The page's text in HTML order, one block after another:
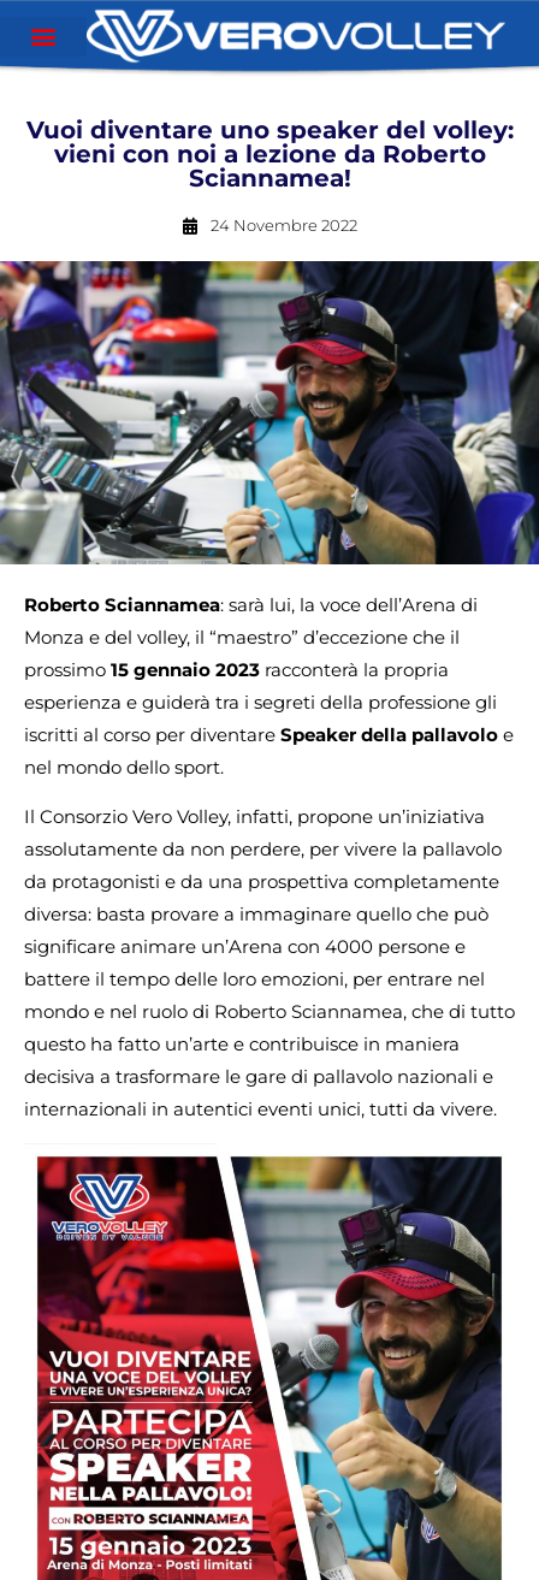
Vuoi diventare uno speaker del volley:
vieni con noi a lezione da Roberto
Sciannamea!
24 Novembre 2022
Roberto Sciannamea: sarà lui, la voce dell’Arena di
Monza e del volley, il “maestro” d’eccezione che il
prossimo 15 gennaio 2023 racconterà la propria
esperienza e guiderà tra i segreti della professione gli
iscritti al corso per diventare Speaker della pallavolo e
nel mondo dello sport.
Il Consorzio Vero Volley, infatti, propone un’iniziativa
assolutamente da non perdere, per vivere la pallavolo
da protagonisti e da una prospettiva completamente
diversa: basta provare a immaginare quello che può
significare animare un’Arena con 4000 persone e
battere il tempo delle loro emozioni, per entrare nel
mondo e nel ruolo di Roberto Sciannamea, che di tutto
questo ha fatto un’arte e contribuisce in maniera
decisiva a trasformare le gare di pallavolo nazionali e
internazionali in autentici eventi unici, tutti da vivere.